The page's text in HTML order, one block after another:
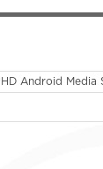
Android Media